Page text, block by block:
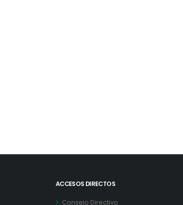
ACCESOS DIRECTOS
Consejo Directivo